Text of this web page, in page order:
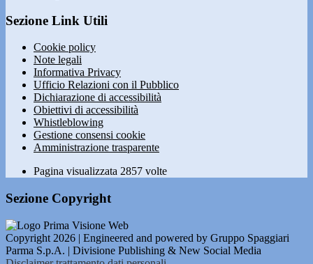
Sezione Link Utili
Cookie policy
Note legali
Informativa Privacy
Ufficio Relazioni con il Pubblico
Dichiarazione di accessibilità
Obiettivi di accessibilità
Whistleblowing
Gestione consensi cookie
Amministrazione trasparente
Pagina visualizzata 2857 volte
Sezione Copyright
Copyright 2026 | Engineered and powered by Gruppo Spaggiari
Parma S.p.A. | Divisione Publishing & New Social Media